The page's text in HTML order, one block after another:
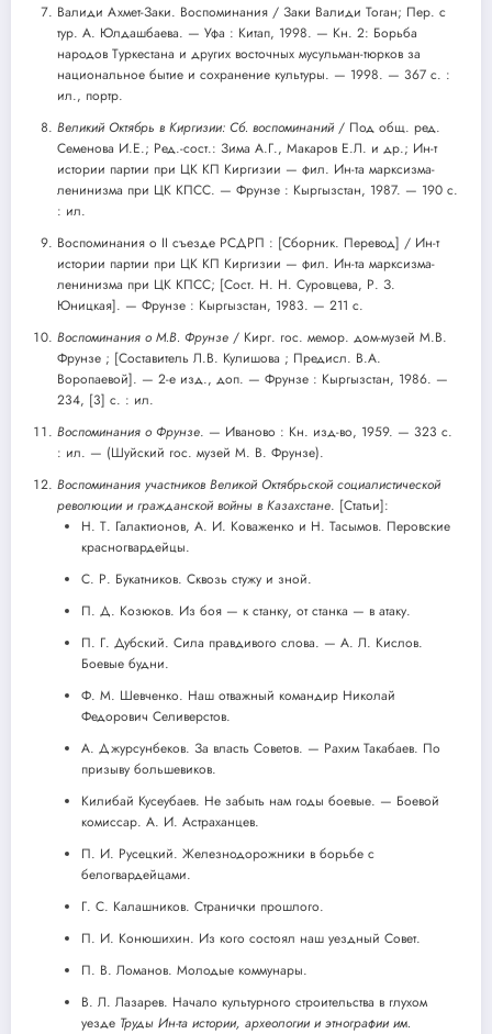
Валиди Ахмет-Заки. Воспоминания / Заки Валиди Тоган; Пер. с
тур. А. Юлдашбаева. — Уфа : Китап, 1998. — Кн. 2: Борьба
народов Туркестана и других восточных мусульман-тюрков за
национальное бытие и сохранение культуры. — 1998. — 367 с. :
ил., портр.
Великий Октябрь в Киргизии: Сб. воспоминаний / Под общ. ред.
Семенова И.Е.; Ред.-сост.: Зима А.Г., Макаров Е.Л. и др.; Ин-т
истории партии при ЦК КП Киргизии — фил. Ин-та марксизма-
ленинизма при ЦК КПСС. — Фрунзе : Кыргызстан, 1987. — 190 с.
: ил.
Воспоминания о II съезде РСДРП : [Сборник. Перевод] / Ин-т
истории партии при ЦК КП Киргизии — фил. Ин-та марксизма-
ленинизма при ЦК КПСС; [Сост. Н. Н. Суровцева, Р. З.
Юницкая]. — Фрунзе : Кыргызстан, 1983. — 211 с.
Воспоминания о М.В. Фрунзе / Кирг. гос. мемор. дом-музей М.В.
Фрунзе ; [Составитель Л.В. Кулишова ; Предисл. В.А.
Воропаевой]. — 2-е изд., доп. — Фрунзе : Кыргызстан, 1986. —
234, [3] с. : ил.
Воспоминания о Фрунзе. — Иваново : Кн. изд-во, 1959. — 323 с.
: ил. — (Шуйский гос. музей М. В. Фрунзе).
Воспоминания участников Великой Октябрьской социалистической
революции и гражданской войны в Казахстане. [Статьи]:
Н. Т. Галактионов, А. И. Коваженко и Н. Тасымов. Перовские
красногвардейцы.
С. Р. Букатников. Сквозь стужу и зной.
П. Д. Козюков. Из боя — к станку, от станка — в атаку.
П. Г. Дубский. Сила правдивого слова. — А. Л. Кислов.
Боевые будни.
Ф. М. Шевченко. Наш отважный командир Николай
Федорович Селиверстов.
А. Джурсунбеков. За власть Советов. — Рахим Такабаев. По
призыву большевиков.
Килибай Кусеубаев. Не забыть нам годы боевые. — Боевой
комиссар. А. И. Астраханцев.
П. И. Русецкий. Железнодорожники в борьбе с
белогвардейцами.
Г. С. Калашников. Странички прошлого.
П. И. Конюшихин. Из кого состоял наш уездный Совет.
П. В. Ломанов. Молодые коммунары.
В. Л. Лазарев. Начало культурного строительства в глухом
уезде Труды Ин-та истории, археологии и этнографии им.